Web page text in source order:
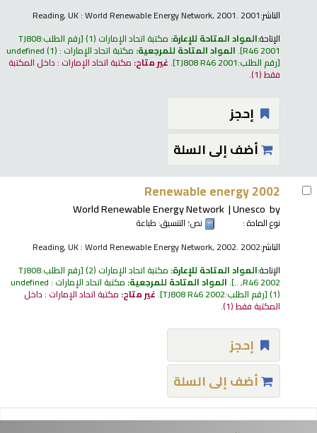
الناشر:Reading, UK : World Renewable Energy Network, 2001. 2001
الإتاحة:المواد المتاحة للإعارة: مكتبة اتحاد الإمارات (1) رقم الطلب:TJ808
R46 2001
.المواد المتاحة للمرجعية: مكتبة اتحاد الإمارات : undefined(1)
رقم الطلب:TJ808 R46 2001
.غير متاح: مكتبة اتحاد الإمارات : داخل المكتبة
فقط(1).
إحجز
أضف إلى السلة
Renewable energy 2002
by
Unesco
World Renewable Energy Network
نوع المادة : نص؛ التنسيق: طباعة
الناشر:Reading, UK : World Renewable Energy Network, 2002. 2002
الإتاحة:المواد المتاحة للإعارة: مكتبة اتحاد الإمارات (2) رقم الطلب:TJ808
R46 2002, ..
.المواد المتاحة للمرجعية: مكتبة اتحاد الإمارات : undefined
(1) رقم الطلب:TJ808 R46 2002
.غير متاح: مكتبة اتحاد الإمارات : داخل
المكتبة فقط(1).
إحجز
أضف إلى السلة